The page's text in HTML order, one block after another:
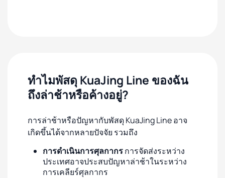
ทำไมพัสดุ KuaJing Line ของฉัน
ถึงล่าช้าหรือค้างอยู่?
การล่าช้าหรือปัญหากับพัสดุ KuaJing Line อาจ
เกิดขึ้นได้จากหลายปัจจัย รวมถึง
การดำเนินการศุลกากรการจัดส่งระหว่าง
ประเทศอาจประสบปัญหาล่าช้าในระหว่าง
การเคลียร์ศุลกากร